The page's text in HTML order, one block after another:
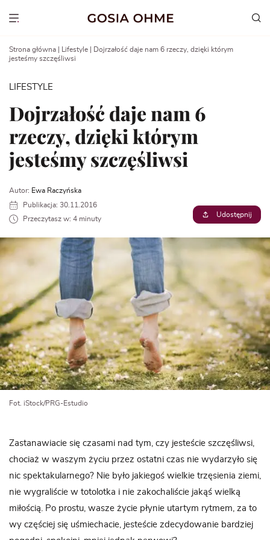
Show menu
Strona główna Lifestyle
Dojrzałość daje nam 6 rzeczy, dzięki którym
jesteśmy szczęśliwsi
LIFESTYLE
Dojrzałość daje nam 6
rzeczy, dzięki którym
jesteśmy szczęśliwsi
Autor: Ewa Raczyńska
Publikacja: 30.11.2016
Przeczytasz w: 4 minuty
Udostępnij
Fot. iStock/PRG-Estudio
Zastanawiacie się czasami nad tym, czy jesteście szczęśliwsi,
chociaż w waszym życiu przez ostatni czas nie wydarzyło się
nic spektakularnego? Nie było jakiegoś wielkie trzęsienia ziemi,
nie wygraliście w totolotka i nie zakochaliście jakąś wielką
miłością. Po prostu, wasze życie płynie utartym rytmem, za to
wy częściej się uśmiechacie, jesteście zdecydowanie bardziej